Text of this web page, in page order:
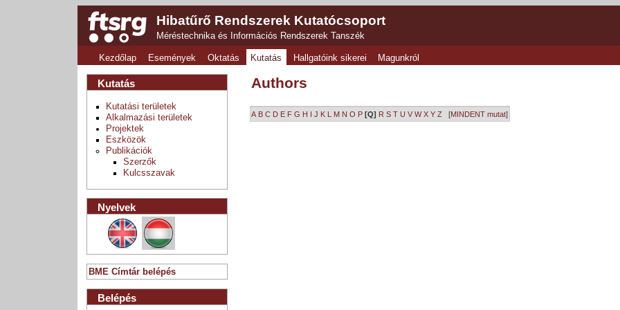
Hibatűrő Rendszerek Kutatócsoport
Méréstechnika és Információs Rendszerek Tanszék
Kezdőlap Események Oktatás Kutatás Hallgatóink sikerei Magunkról
Authors
A B C D E F G H I J K L M N O P [Q] R S T U V W X Y Z [MINDENT mutat]
Kutatás
Kutatási területek
Alkalmazási területek
Projektek
Eszközök
Publikációk
Szerzők
Kulcsszavak
Nyelvek
BME Címtár belépés
Belépés